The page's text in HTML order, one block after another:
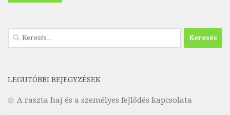
Keresés:
LEGUTÓBBI BEJEGYZÉSEK
A raszta haj és a személyes fejlődés kapcsolata